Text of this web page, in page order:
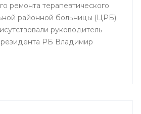
ремонта терапевтического
районной больницы (ЦРБ).
руководитель
РБ Владимир
МР